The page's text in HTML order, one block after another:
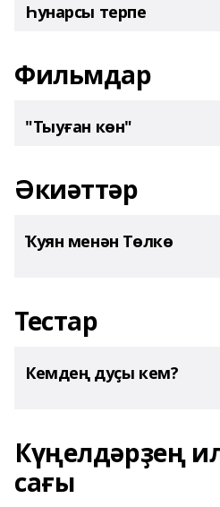
Һунарсы терпе
Фильмдар
"Тыуған көн"
Әкиәттәр
Ҡуян менән Төлкө
Тестар
Кемдең дуҫы кем?
Күңелдәрҙең
сағы